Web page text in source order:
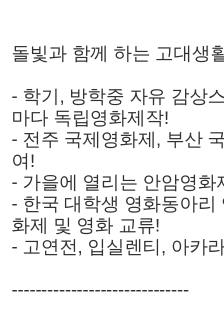
돌빛과 함께 하는 고대생
- 학기, 방학중 자유 감상
마다 독립영화제작!
- 전주 국제영화제, 부산
여!
- 가을에 열리는 안암영화
- 한국 대학생 영화동아
화제 및 영화 교류!
- 고연전, 입실렌티, 아카
------------------------------